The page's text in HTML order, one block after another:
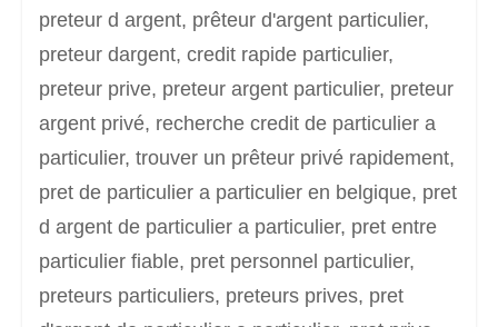
preteur d argent, prêteur d'argent particulier,
preteur dargent, credit rapide particulier,
preteur prive, preteur argent particulier, preteur
argent privé, recherche credit de particulier a
particulier, trouver un prêteur privé rapidement,
pret de particulier a particulier en belgique, pret
d argent de particulier a particulier, pret entre
particulier fiable, pret personnel particulier,
preteurs particuliers, preteurs prives, pret